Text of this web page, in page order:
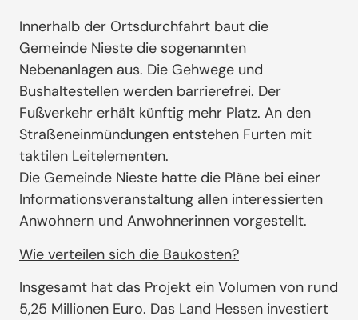
Innerhalb der Ortsdurchfahrt baut die
Gemeinde Nieste die sogenannten
Nebenanlagen aus. Die Gehwege und
Bushaltestellen werden barrierefrei. Der
Fußverkehr erhält künftig mehr Platz. An den
Straßeneinmündungen entstehen Furten mit
taktilen Leitelementen.
Die Gemeinde Nieste hatte die Pläne bei einer
Informationsveranstaltung allen interessierten
Anwohnern und Anwohnerinnen vorgestellt.
Wie verteilen sich die Baukosten?
Insgesamt hat das Projekt ein Volumen von rund
5,25 Millionen Euro. Das Land Hessen investiert